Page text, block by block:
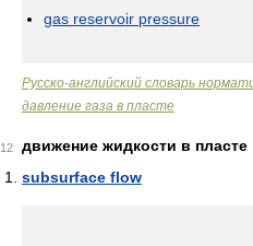
gas reservoir pressure
Русско-английский словарь
давление газа в пласте
12
движение жидкости в пласте
subsurface flow